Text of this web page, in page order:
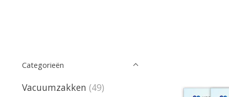
Categorieën
Vacuumzakken (49)